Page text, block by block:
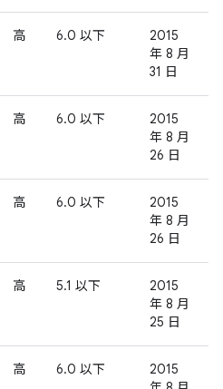
高 6.0 以下
2015
年 8 月
31 日
高 6.0 以下
2015
年 8 月
26 日
高 6.0 以下
2015
年 8 月
26 日
高 5.1 以下
2015
年 8 月
25 日
高 6.0 以下
2015